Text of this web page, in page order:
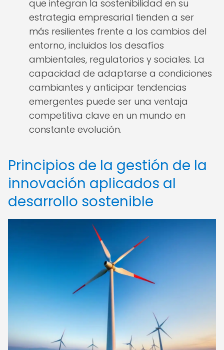
que integran la sostenibilidad en su
estrategia empresarial tienden a ser
más resilientes frente a los cambios del
entorno, incluidos los desafíos
ambientales, regulatorios y sociales. La
capacidad de adaptarse a condiciones
cambiantes y anticipar tendencias
emergentes puede ser una ventaja
competitiva clave en un mundo en
constante evolución.
Principios de la gestión de la
innovación aplicados al
desarrollo sostenible